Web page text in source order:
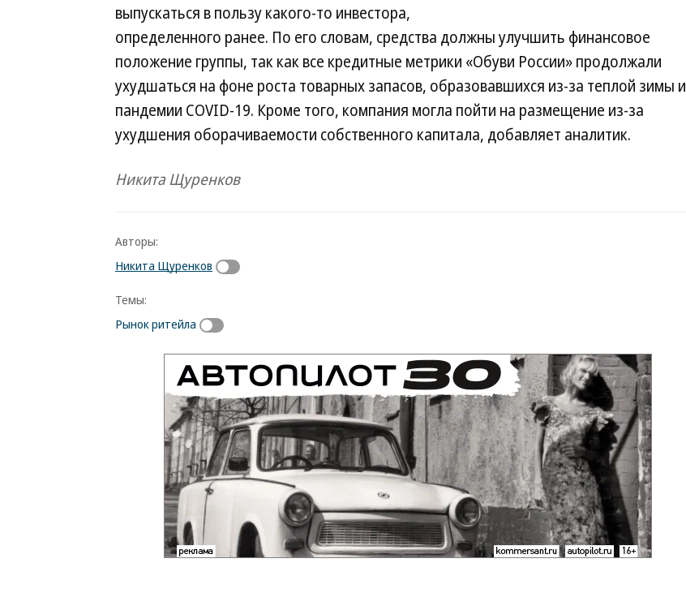
выпускаться в пользу какого-то инвестора,
определенного ранее. По его словам, средства должны улучшить финансовое
положение группы, так как все кредитные метрики «Обуви России» продолжали
ухудшаться на фоне роста товарных запасов, образовавшихся из-за теплой зимы и
пандемии COVID-19. Кроме того, компания могла пойти на размещение из-за
ухудшения оборачиваемости собственного капитала, добавляет аналитик.
Никита Щуренков
Авторы:
Никита Щуренков
Темы:
Рынок ритейла